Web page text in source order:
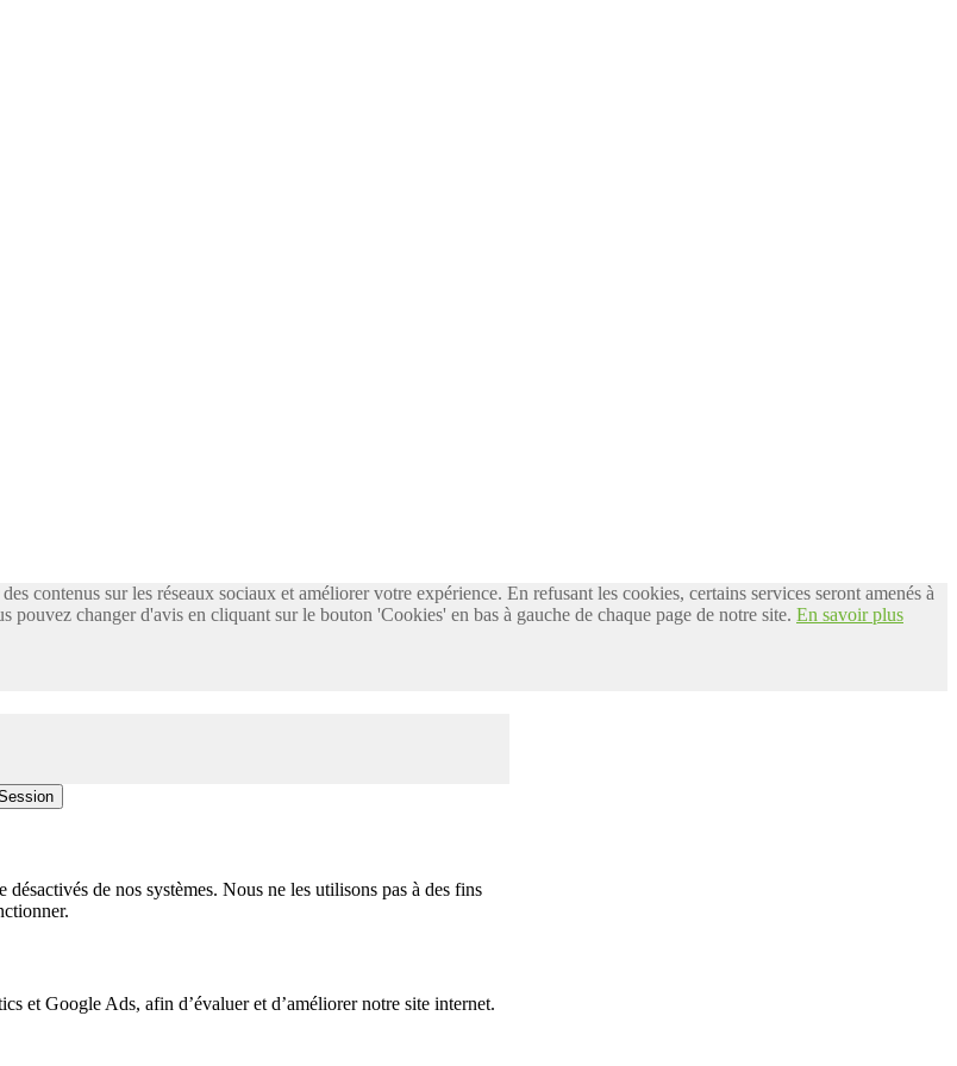
contenus sur les réseaux sociaux et améliorer votre expérience. En refusant les cookies, certains services seront amenés à
changer d'avis en cliquant sur le bouton 'Cookies' en bas à gauche de chaque page de notre site. En savoir plus
de nos systèmes. Nous ne les utilisons pas à des fins
et Google Ads, afin d’évaluer et d’améliorer notre site internet.